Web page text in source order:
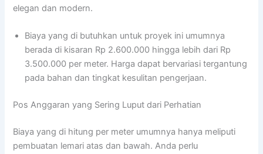
elegan dan modern.
Biaya yang di butuhkan untuk proyek ini umumnya
berada di kisaran Rp 2.600.000 hingga lebih dari Rp
3.500.000 per meter. Harga dapat bervariasi tergantung
pada bahan dan tingkat kesulitan pengerjaan.
Pos Anggaran yang Sering Luput dari Perhatian
Biaya yang di hitung per meter umumnya hanya meliputi
pembuatan lemari atas dan bawah. Anda perlu